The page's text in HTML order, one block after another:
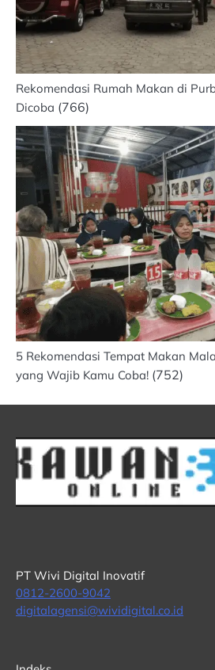
Rekomendasi Rumah Makan di
Dicoba (766)
5 Rekomendasi Tempat Makan
yang Wajib Kamu Coba! (752)
PT Wivi Digital Inovatif
0812-2600-9042
digitalagensi@wividigital.co.id